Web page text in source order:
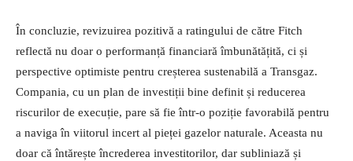
În concluzie, revizuirea pozitivă a ratingului de către Fitch
reflectă nu doar o performanță financiară îmbunătățită, ci și
perspective optimiste pentru creșterea sustenabilă a Transgaz.
Compania, cu un plan de investiții bine definit și reducerea
riscurilor de execuție, pare să fie într-o poziție favorabilă pentru
a naviga în viitorul incert al pieței gazelor naturale. Aceasta nu
doar că întărește încrederea investitorilor, dar subliniază și